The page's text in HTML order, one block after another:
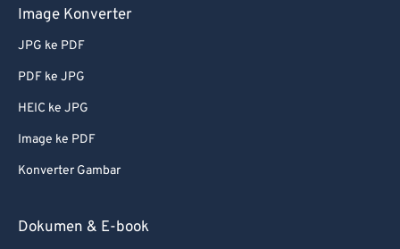
Image Konverter
JPG ke PDF
PDF ke JPG
HEIC ke JPG
Image ke PDF
Konverter Gambar
Dokumen & E-book